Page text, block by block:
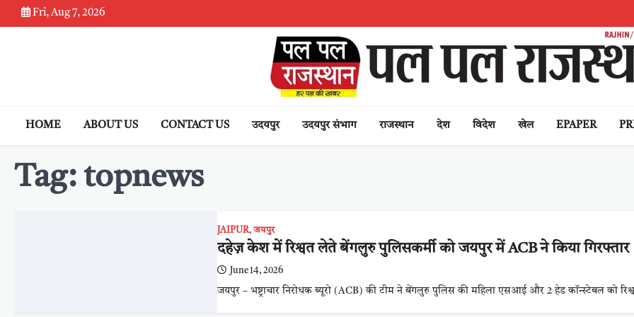
Skip
to
Fri, Aug 7, 2026
HOME ABOUT US CONTACT US उदयपुर उदयपुर संभाग राजस्थान देश विदेश खेल EPAPER
Tag: topnews
JAIPUR,जयपुर
दहेज़ केश में रिश्वत लेते बेंगलुरु पुलिसकर्मी को जयपुर में ACB ने किया गिरफ्तार
June 14, 2026
जयपुर – भष्ट्राचार निरोधक ब्यूरो (ACB) की टीम ने बेंगलुरु पुलिस की महिला एसआई और 2 हेड कॉन्स्टेबल को